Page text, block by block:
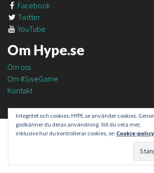
Facebook
Twitter
YouTube
Om Hype.se
Om oss
Om #SweGame
Kontakt
Integritet och cookies: HYPE.se använder cookies.
godkänner du deras användning. Vill du veta mer,
inklusive hur du kontrollerar cookies, se: Cookie-policy